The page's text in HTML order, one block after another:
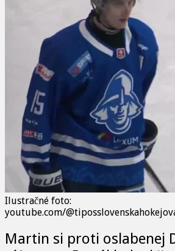
Ilustračné foto:
youtube.com/
Martin si proti oslabenej